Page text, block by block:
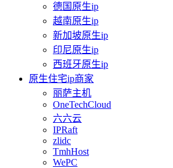
德国原生ip
越南原生ip
新加坡原生ip
印尼原生ip
西班牙原生ip
原生住宅ip商家
丽萨主机
OneTechCloud
六六云
IPRaft
zlidc
TmhHost
WePC